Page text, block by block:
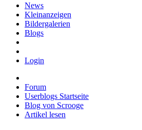
News
Kleinanzeigen
Bildergalerien
Blogs
Login
Forum
Userblogs Startseite
Blog von Scrooge
Artikel lesen